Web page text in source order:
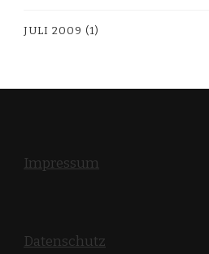
JULI 2009 (1)
Impressum
Datenschutz